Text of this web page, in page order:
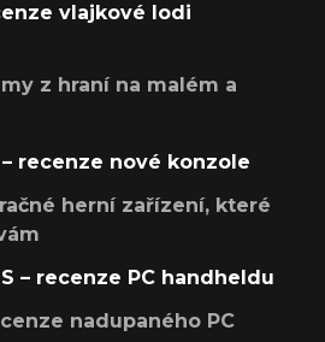
vlajkové lodi
z hraní na malém a
recenze nové konzole
herní zařízení, které
– recenze PC handheldu
nadupaného PC